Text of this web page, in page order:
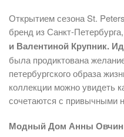
Открытием сезона St.
бренд из Санкт-
и Валентиной Крупник.
была продиктована
петербургского образа
коллекции можно увидеть
сочетаются с привычными
Модный Дом Анны